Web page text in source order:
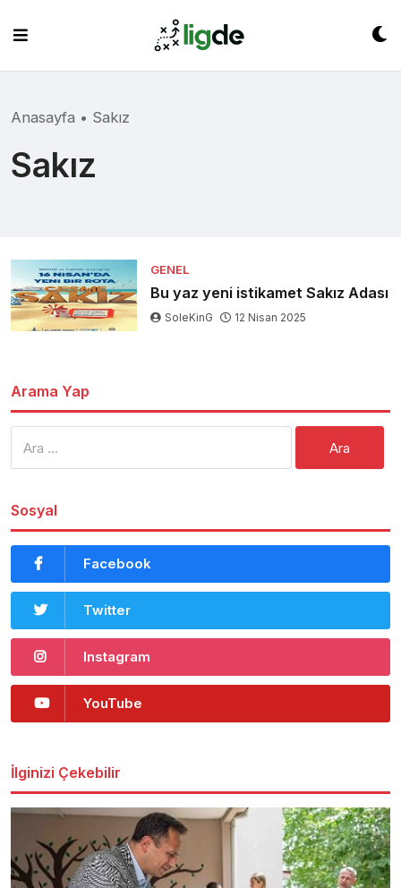
content
Anasayfa • Sakız
Sakız
GENEL
Bu yaz yeni istikamet Sakız Adası
SoleKinG 12 Nisan 2025
Arama Yap
Sosyal
Facebook
Twitter
Instagram
YouTube
İlginizi Çekebilir